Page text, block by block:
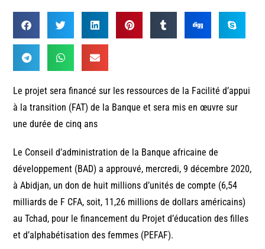
Le projet sera financé sur les ressources de la Facilité d’appui
à la transition (FAT) de la Banque et sera mis en œuvre sur
une durée de cinq ans
Le Conseil d’administration de la Banque africaine de
développement (BAD) a approuvé, mercredi, 9 décembre 2020,
à Abidjan, un don de huit millions d’unités de compte (6,54
milliards de F CFA, soit, 11,26 millions de dollars américains)
au Tchad, pour le financement du Projet d’éducation des filles
et d’alphabétisation des femmes (PEFAF).